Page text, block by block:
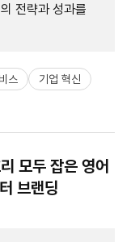
전략과 성과를
스
기업 혁신
모두 잡은 영어
브랜딩